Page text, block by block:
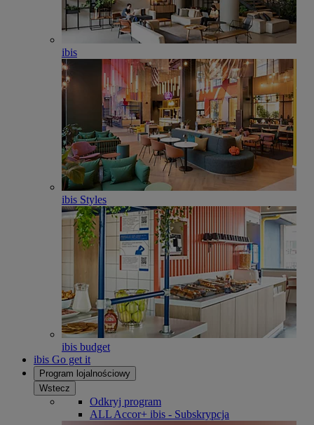
ibis
ibis Styles
ibis budget
ibis Go get it
Program lojalnościowy
Wstecz
Odkryj program
ALL Accor+ ibis - Subskrypcja